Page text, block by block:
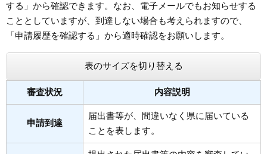
する」から確認できます。なお、電子メールでもお知らせする
こととしていますが、到達しない場合も考えられますので、
「申請履歴を確認する」から適時確認をお願いします。
表のサイズを切り替える
審査状況 内容説明
申請到達
届出書等が、間違いなく県に届いている
ことを表します。